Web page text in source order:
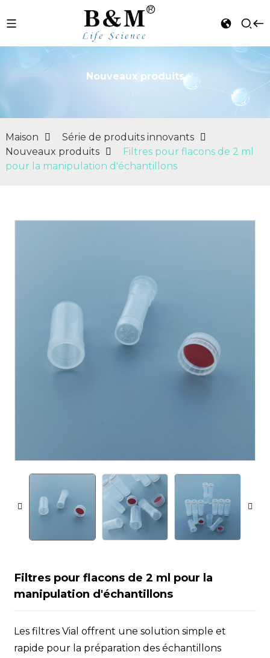
Nouveaux produits
Maison
Série de produits innovants
Nouveaux produits
Filtres pour flacons de 2 ml
pour la manipulation d'échantillons
Filtres pour flacons de 2 ml pour la
manipulation d'échantillons
Les filtres Vial offrent une solution simple et
rapide pour la préparation des échantillons